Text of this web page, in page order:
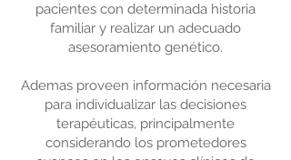
pacientes con determinada historia
familiar y realizar un adecuado
asesoramiento genético.
Ademas proveen información necesaria
para individualizar las decisiones
terapéuticas, principalmente
considerando los prometedores